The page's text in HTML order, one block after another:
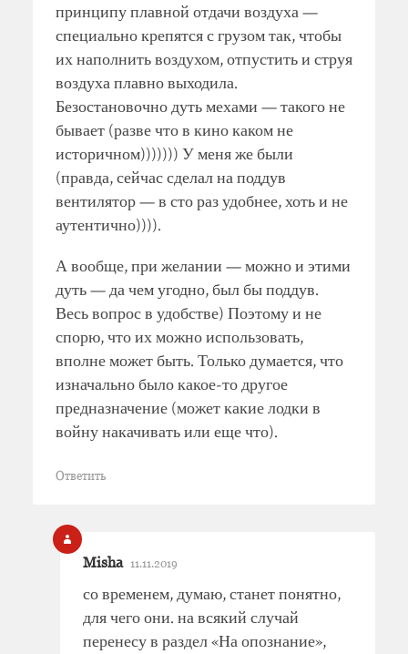
принципу плавной отдачи воздуха —
специально крепятся с грузом так, чтобы
их наполнить воздухом, отпустить и струя
воздуха плавно выходила.
Безостановочно дуть мехами — такого не
бывает (разве что в кино каком не
историчном))))))) У меня же были
(правда, сейчас сделал на поддув
вентилятор — в сто раз удобнее, хоть и не
аутентично)))).
А вообще, при желании — можно и этими
дуть — да чем угодно, был бы поддув.
Весь вопрос в удобстве) Поэтому и не
спорю, что их можно использовать,
вполне может быть. Только думается, что
изначально было какое-то другое
предназначение (может какие лодки в
войну накачивать или еще что).
Ответить
Misha 11.11.2019
со временем, думаю, станет понятно,
для чего они. на всякий случай
перенесу в раздел «На опознание»,